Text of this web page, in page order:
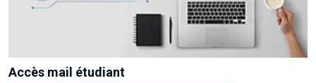
Accès mail étudiant